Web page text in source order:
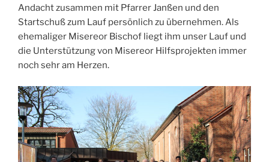
Andacht zusammen mit Pfarrer Janßen und den
Startschuß zum Lauf persönlich zu übernehmen. Als
ehemaliger Misereor Bischof liegt ihm unser Lauf und
die Unterstützung von Misereor Hilfsprojekten immer
noch sehr am Herzen.